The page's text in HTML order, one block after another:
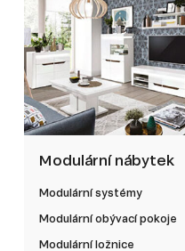
Modulární nábytek
Modulární systémy
Modulární obývací pokoje
Modulární ložnice